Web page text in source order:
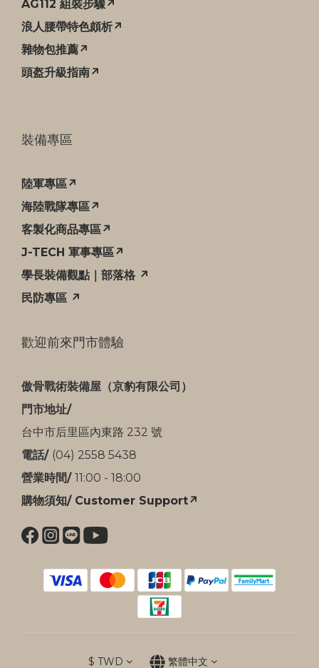
AG112 組裝步驟↗
浪人腰帶特色頗析↗
雜物包推薦↗
頭盔升級指南↗
裝備專區
陸軍專區↗
海陸戰隊專區↗
客製化商品專區↗
J-TECH 軍事專區↗
學長裝備觀點｜部落格 ↗
民防專區 ↗
歡迎前來門市體驗
傲骨戰術裝備屋（京豹有限公司）
門市地址/
台中市后里區內東路 232 號
電話/ (04) 2558 5438
營業時間/ 11:00 - 18:00
購物須知/ Customer Support↗
$ TWD 繁體中文